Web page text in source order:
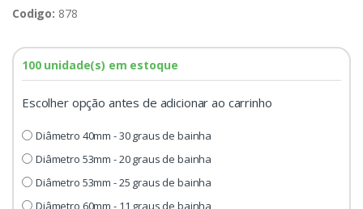
Codigo: 878
100 unidade(s) em estoque
Escolher opção antes de adicionar ao carrinho
Diâmetro 40mm - 30 graus de bainha
Diâmetro 53mm - 20 graus de bainha
Diâmetro 53mm - 25 graus de bainha
Diâmetro 60mm - 11 graus de bainha